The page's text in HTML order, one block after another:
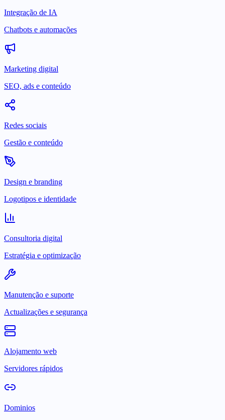
Integração de IA
Chatbots e automações
Marketing digital
SEO, ads e conteúdo
Redes sociais
Gestão e conteúdo
Design e branding
Logotipos e identidade
Consultoria digital
Estratégia e optimização
Manutenção e suporte
Actualizações e segurança
Alojamento web
Servidores rápidos
Dominios